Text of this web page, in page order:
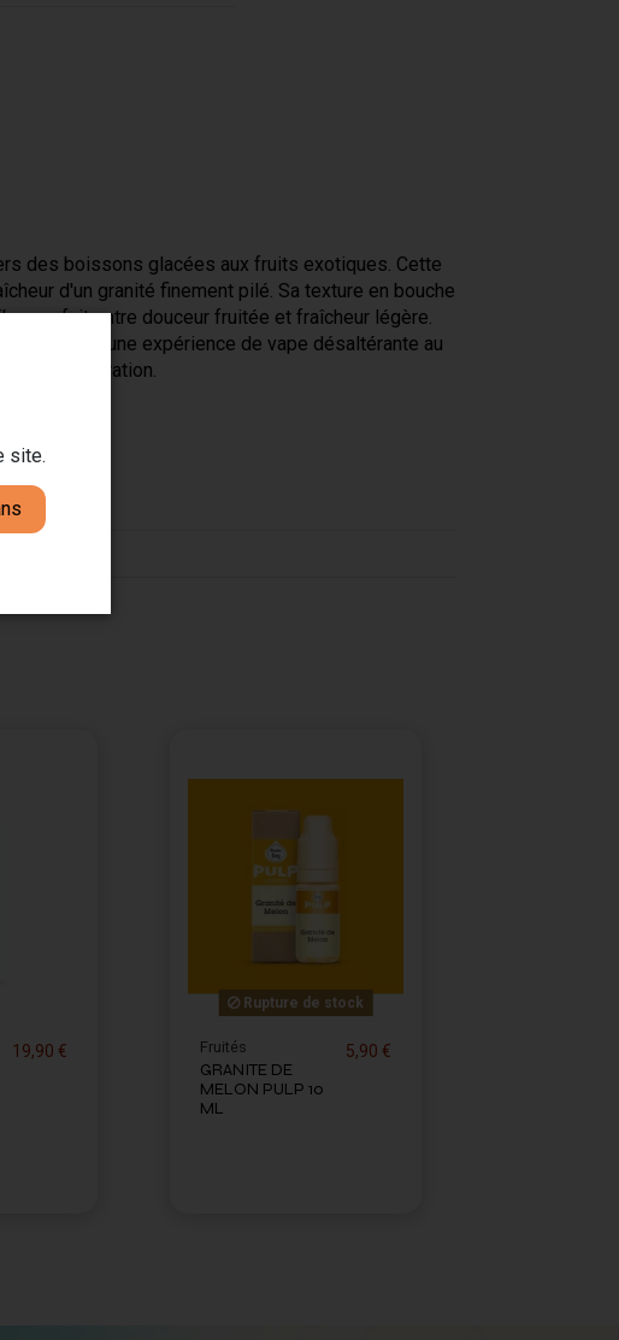
des boissons glacées aux fruits exotiques. Cette
d'un granité finement pilé. Sa texture en bouche
parfait entre douceur fruitée et fraîcheur légère.
une expérience de vape désaltérante au
inspiration.
19,90 €
Rupture de stock
Fruités
GRANITE DE
MELON PULP 10
ML
5,90 €
site.